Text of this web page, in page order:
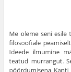
Me oleme seni
filosoofiale
Ideede ilmumine
teatud murrangut.
pöördumisena